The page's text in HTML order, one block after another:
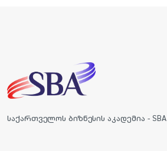
საქართველოს ბიზნესის აკადემია - SBA